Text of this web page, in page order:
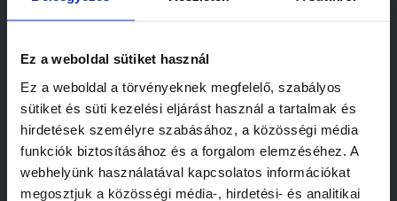
Ez a weboldal sütiket használ
Ez a weboldal a törvényeknek megfelelő, szabályos
sütiket és süti kezelési eljárást használ a tartalmak és
hirdetések személyre szabásához, a közösségi média
funkciók biztosításához és a forgalom elemzéséhez. A
webhelyünk használatával kapcsolatos információkat
megosztjuk a közösségi média-, hirdetési- és analitikai
>> megbízható vagy és amit elvállalsz, azt
>> bírod, ha valahol lehet
jókedvűen
is dolgozni
>> hajlandó vagy tanácsot elfogadni, ha valamit nem tudsz –
sőt
örülsz a fejlődési lehetőségnek
>> képes vagy akollégáidnak segíteniés csapatban is
játszani – amikor a Te tudásodra szorul valaki